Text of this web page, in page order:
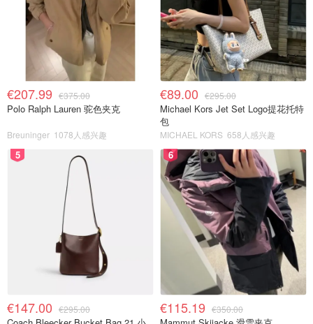
€207.99 €375.00
Polo Ralph Lauren 驼色夹克
Breuninger 1078人感兴趣
€89.00 €295.00
Michael Kors Jet Set Logo提花托特
包
MICHAEL KORS 658人感兴趣
5
€147.00 €295.00
6
€115.19 €350.00